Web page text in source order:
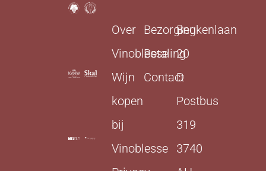
Over
Vinoblesse
Wijn
kopen
bij
Vinoblesse
Bezorging
Betaling
Contact
Beukenlaan
20
D
Postbus
319
3740